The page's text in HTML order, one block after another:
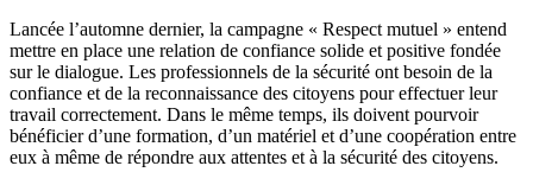
Lancée l’automne dernier, la campagne « Respect mutuel » entend
mettre en place une relation de confiance solide et positive fondée
sur le dialogue. Les professionnels de la sécurité ont besoin de la
confiance et de la reconnaissance des citoyens pour effectuer leur
travail correctement. Dans le même temps, ils doivent pourvoir
bénéficier d’une formation, d’un matériel et d’une coopération entre
eux à même de répondre aux attentes et à la sécurité des citoyens.